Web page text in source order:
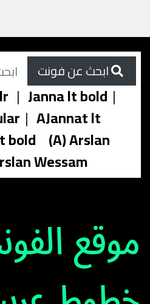
| Janna lt bold |
| AJannat lt
bold (A) Arslan
Wessam